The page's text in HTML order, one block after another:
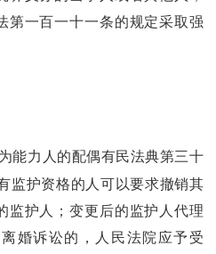
第一百一十一条的规定采取强
能力人的配偶有民法典第三十
监护资格的人可以要求撤销其
监护人；变更后的监护人代理
婚诉讼的，人民法院应予受